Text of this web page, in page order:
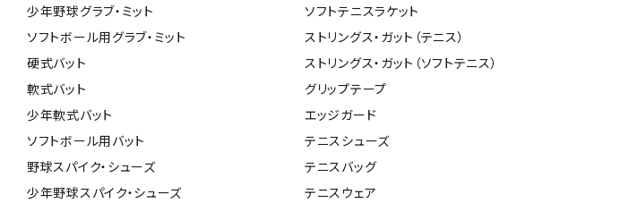
少年野球グラブ・ミット
ソフトボール用グラブ・ミット
硬式バット
軟式バット
少年軟式バット
ソフトボール用バット
野球スパイク・シューズ
少年野球スパイク・シューズ
ソフトテニスラケット
ストリングス・ガット（テニス）
ストリングス・ガット（ソフトテニス）
グリップテープ
エッジガード
テニスシューズ
テニスバッグ
テニスウェア